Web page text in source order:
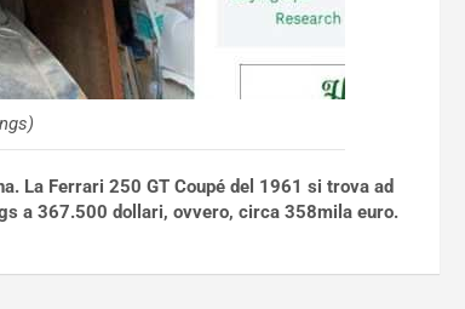
La Ferrari 250 GT Coupé del 1961 si trova ad
a 367.500 dollari, ovvero, circa 358mila euro.